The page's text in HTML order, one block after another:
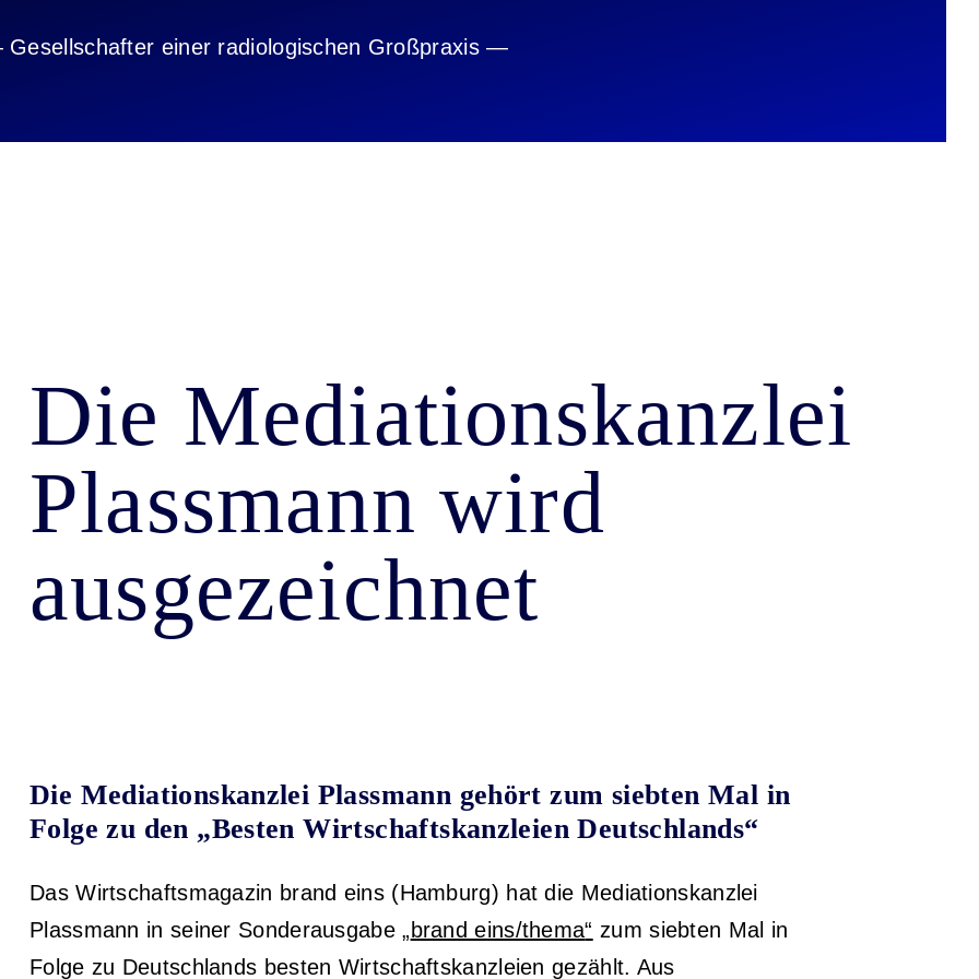
einer radiologischen Großpraxis —
Die Mediations­kanzlei
Plassmann wird
ausgezeichnet
Die Mediationskanzlei Plassmann gehört zum siebten Mal in
Folge zu den „Besten Wirtschaftskanzleien Deutschlands“
Das Wirtschaftsmagazin brand eins (Hamburg) hat die Mediations­kanzlei
Plassmann in seiner Sonderausgabe„ brand eins/thema“ zum siebten Mal in
Folge zu Deutschlands besten Wirtschafts­kanzleien gezählt. Aus